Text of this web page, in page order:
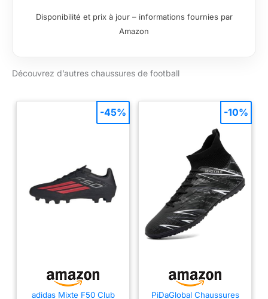
Disponibilité et prix à jour – informations fournies par
Amazon
Découvrez d’autres chaussures de football
adidas Mixte F50 Club
-45%
PiDaGlobal Chaussures
-10%